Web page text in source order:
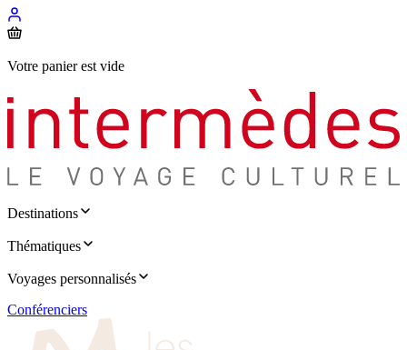
Votre panier est vide
Destinations
Thématiques
Voyages personnalisés
Conférenciers